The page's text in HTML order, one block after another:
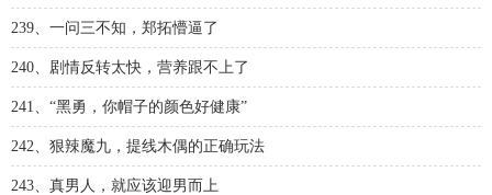
239、一问三不知，郑拓懵逼了
240、剧情反转太快，营养跟不上了
241、“黑勇，你帽子的颜色好健康”
242、狠辣魔九，提线木偶的正确玩法
243、真男人，就应该迎男而上